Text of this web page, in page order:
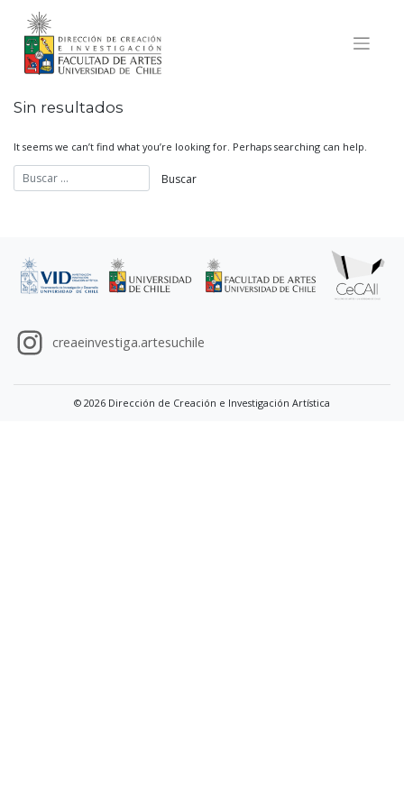
content
Sin resultados
It seems we can’t find what you’re looking for. Perhaps searching can help.
creaeinvestiga.artesuchile
© 2026 Dirección de Creación e Investigación Artística